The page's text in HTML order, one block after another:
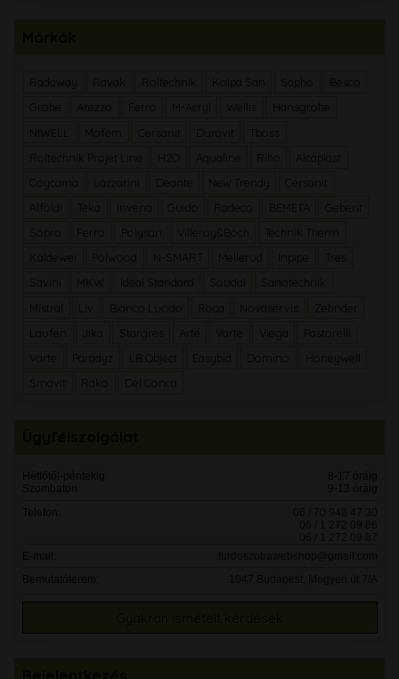
Roltechnik Kolpa San
Besco
Grohe
Arezzo Ferro M-Acryl Wellis
Hansgrohe
Mofém Cersanit Duravit
Tboss
Roltechnik Projet Line
H2O Aqualine
Alcaplast
Deante New Trendy
Cersanit
Alföldi
Teka Invena Radeco BEMETA
Geberit
Ferro Villeroy&Boch
Technik Therm
Kaldewei
N-SMART Mellerud Inpipe
Tres
MKW Ideal Standard
Sanotechnik
Mistral
Bianco Lucido Novaservis
Zehnder
Laufen
Stargres Arte Varte Viega
Pastorelli
Varte
LB Object
Honeywell
Smavit
Del Conca
Hétfőtől-péntekig
8-17 óráig
Szombaton
9-13 óráig
Telefon:
06 / 70 948 47 30
06 / 1 272 09 86
06 / 1 272 09 87
E-mail:
furdoszobawebshop@gmail.com
Bemutatóterem:
1047 Budapest, Megyeri út 7/A